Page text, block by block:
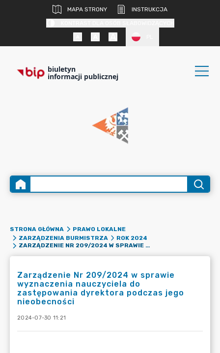
MAPA STRONY
INSTRUKCJA
biuletyn
informacji publicznej
STRONA GŁÓWNA
PRAWO LOKALNE
ZARZĄDZENIA BURMISTRZA
ROK 2024
ZARZĄDZENIE NR 209/2024 W SPRAWIE WYZNACZENIA NAUCZYCIELA DO ZASTĘPOWANIA DYREKTORA PODCZAS JEGO NIEOBECNOŚCI
Zarządzenie Nr 209/2024 w sprawie
wyznaczenia nauczyciela do
zastępowania dyrektora podczas jego
nieobecności
2024-07-30 11:21